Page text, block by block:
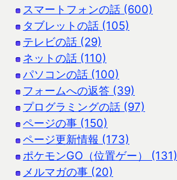
スマートフォンの話 (600)
タブレットの話 (105)
テレビの話 (29)
ネットの話 (110)
パソコンの話 (100)
フォームへの返答 (39)
プログラミングの話 (97)
ページの事 (150)
ページ更新情報 (173)
ポケモンGO（位置ゲー） (131)
メルマガの事 (20)